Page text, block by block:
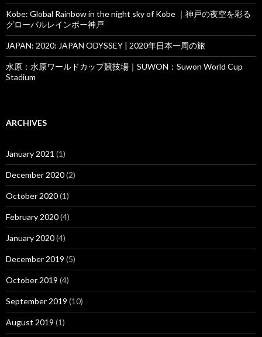
Kobe: Global Rainbow in the night sky of Kobe ｜神戸の夜空を彩る
グローバルレインボー神戸
JAPAN: 2020: JAPAN ODYSSEY | 2020年日本一周の旅
水原：水原ワールドカップ競技場｜SUWON：Suwon World Cup
Stadium
ARCHIVES
January 2021 (1)
December 2020(2)
October 2020(1)
February 2020(4)
January 2020(4)
December 2019 (5)
October 2019 (4)
September 2019 (10)
August 2019 (1)